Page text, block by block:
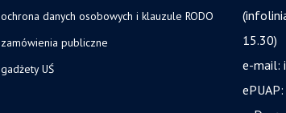
ochrona danych osobowych i klauzule RODO
zamówienia publiczne
gadżety UŚ
15.30)
e-mail:
ePUAP: